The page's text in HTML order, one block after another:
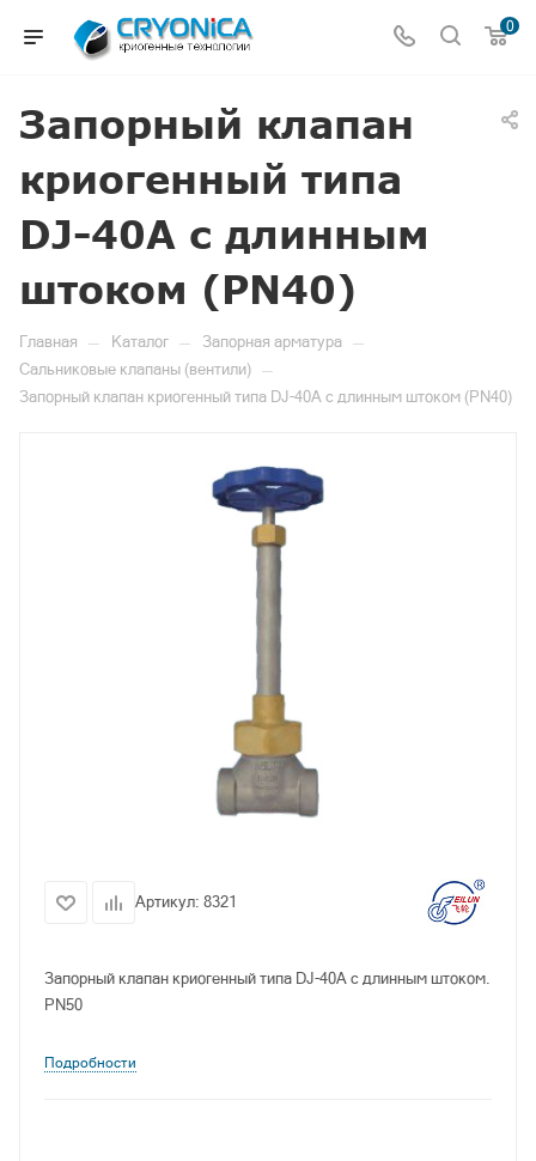
0
Запорный клапан
криогенный типа
DJ-40A с длинным
штоком (PN40)
Главная — Каталог — Запорная арматура —
Сальниковые клапаны (вентили) —
Запорный клапан криогенный типа DJ-40A с длинным штоком (PN40)
Артикул: 8321
Запорный клапан криогенный типа DJ-40A с длинным штоком.
PN50
Подробности